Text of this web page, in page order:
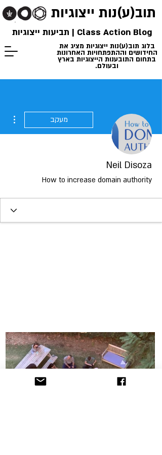
תוב(ע)נות ייצוגיות
בלוג תוב(ע)נות ייצוגיות מציג את
החידושים וההתפתחויות האחרונות
בתחום התובענות הייצוגיות בארץ
ובעולם.
Class Action Blog | תביעות ייצוגיות
מעקב
Neil Disoza
How to increase domain authority